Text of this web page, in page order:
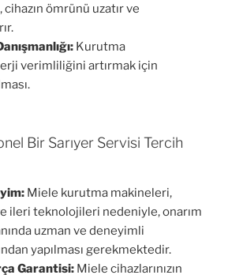
ömrünü uzatır ve
Kurutma
verimliliğini artırmak için
Bir Sarıyer Servisi Tercih
Miele kurutma makineleri,
ileri teknolojileri nedeniyle, onarım
uzman ve deneyimli
yapılması gerekmektedir.
Garantisi: Miele cihazlarınızın